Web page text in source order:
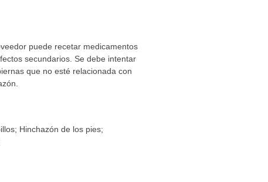
puede recetar medicamentos
secundarios. Se debe intentar
que no esté relacionada con
Hinchazón de los pies;